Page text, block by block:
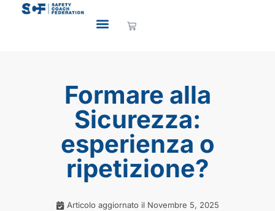
Formare alla
Sicurezza:
esperienza o
ripetizione?
Articolo aggiornato il Novembre 5, 2025